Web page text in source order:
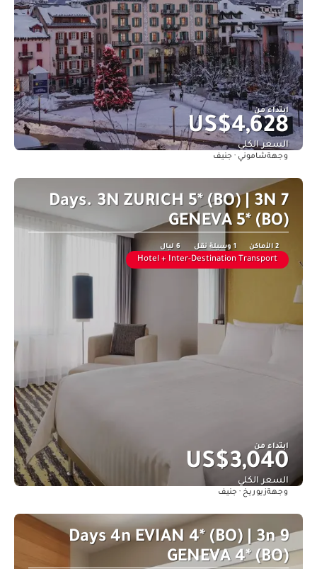
ابتداء من
US$4,628
السعر الكلي
وجهةشاموني · جنيف
7 Days. 3N ZURICH 5* (BO) | 3N
GENEVA 5* (BO)
2 الأماكن 1 وسيلة نقل 6 ليال
Hotel + Inter-Destination Transport
ابتداء من
US$3,040
السعر الكلي
وجهةزيوريخ · جنيف
9 Days 4n EVIAN 4* (BO) | 3n
GENEVA 4* (BO)